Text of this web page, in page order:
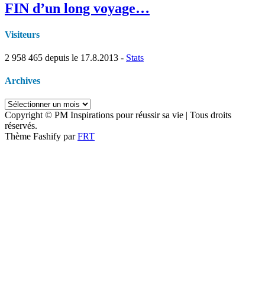
FIN d’un long voyage…
Visiteurs
2 958 465 depuis le 17.8.2013 - Stats
Archives
Archives
Copyright © PM Inspirations pour réussir sa vie | Tous droits
réservés.
Thème Fashify parFRT